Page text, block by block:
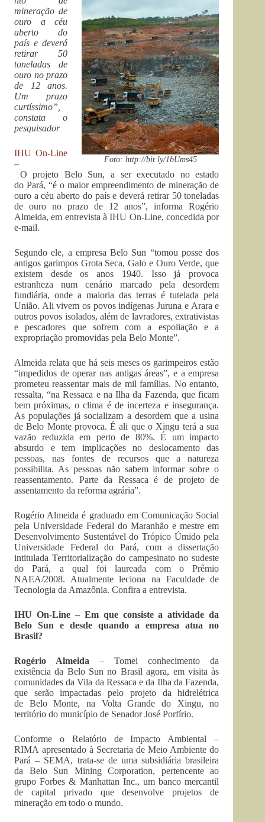
Foto: http://bit.ly/1bUms45
mineração de
ouro a céu
aberto do
país e deverá
retirar 50
toneladas de
ouro no prazo
de 12 anos.
Um prazo
curtíssimo”,
constata o
pesquisador
IHU On-Line
–
O projeto Belo Sun, a ser executado no estado
do Pará, “é o maior empreendimento de mineração de
ouro a céu aberto do país e deverá retirar 50 toneladas
de ouro no prazo de 12 anos”, informa Rogério
Almeida, em entrevista à IHU On-Line, concedida por
e-mail.
Segundo ele, a empresa Belo Sun “tomou posse dos
antigos garimpos Grota Seca, Galo e Ouro Verde, que
existem desde os anos 1940. Isso já provoca
estranheza num cenário marcado pela desordem
fundiária, onde a maioria das terras é tutelada pela
União. Ali vivem os povos indígenas Juruna e Arara e
outros povos isolados, além de lavradores, extrativistas
e pescadores que sofrem com a espoliação e a
expropriação promovidas pela Belo Monte”.
Almeida relata que há seis meses os garimpeiros estão
“impedidos de operar nas antigas áreas”, e a empresa
prometeu reassentar mais de mil famílias. No entanto,
ressalta, “na Ressaca e na Ilha da Fazenda, que ficam
bem próximas, o clima é de incerteza e insegurança.
As populações já socializam a desordem que a usina
de Belo Monte provoca. É ali que o Xingu terá a sua
vazão reduzida em perto de 80%. É um impacto
absurdo e tem implicações no deslocamento das
pessoas, nas fontes de recursos que a natureza
possibilita. As pessoas não sabem informar sobre o
reassentamento. Parte da Ressaca é de projeto de
assentamento da reforma agrária”.
Rogério Almeida é graduado em Comunicação Social
pela Universidade Federal do Maranhão e mestre em
Desenvolvimento Sustentável do Trópico Úmido pela
Universidade Federal do Pará, com a dissertação
intitulada Territorialização do campesinato no sudeste
do Pará, a qual foi laureada com o Prêmio
NAEA/2008. Atualmente leciona na Faculdade de
Tecnologia da Amazônia. Confira a entrevista.
IHU On-Line – Em que consiste a atividade da
Belo Sun e desde quando a empresa atua no
Brasil?
Rogério Almeida – Tomei conhecimento da
existência da Belo Sun no Brasil agora, em visita às
comunidades da Vila da Ressaca e da Ilha da Fazenda,
que serão impactadas pelo projeto da hidrelétrica
de Belo Monte, na Volta Grande do Xingu, no
território do município de Senador José Porfírio.
Conforme o Relatório de Impacto Ambiental –
RIMA apresentado à Secretaria de Meio Ambiente do
Pará – SEMA, trata-se de uma subsidiária brasileira
da Belo Sun Mining Corporation, pertencente ao
grupo Forbes & Manhattan Inc., um banco mercantil
de capital privado que desenvolve projetos de
mineração em todo o mundo.